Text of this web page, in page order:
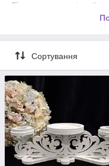
Підставка для свічок
дизайнерів 100%
Сортування